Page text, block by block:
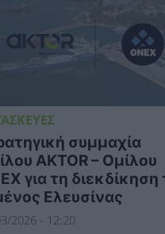
συμμαχία
AKTOR – Ομίλου
για τη διεκδίκηση
Ελευσίνας
2026 - 12:20